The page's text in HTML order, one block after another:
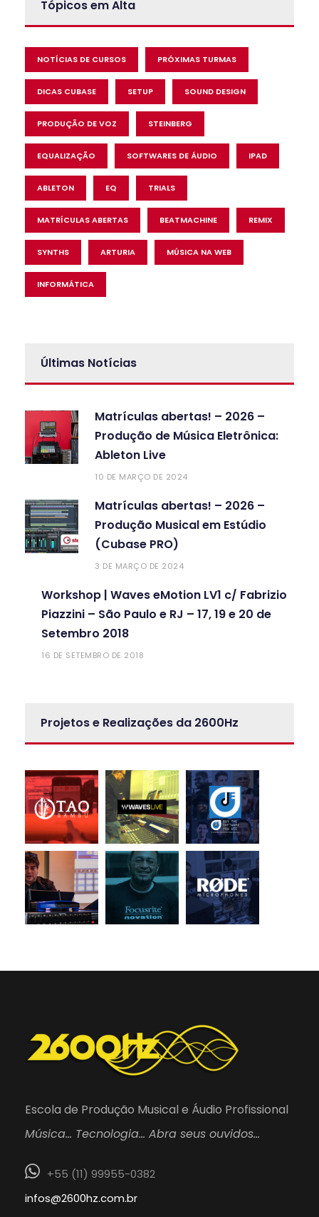
Tópicos em Alta
NOTÍCIAS DE CURSOS PRÓXIMAS TURMAS
DICAS CUBASE SETUP SOUND DESIGN
PRODUÇÃO DE VOZ STEINBERG
EQUALIZAÇÃO SOFTWARES DE ÁUDIO IPAD
ABLETON EQ TRIALS
MATRÍCULAS ABERTAS BEATMACHINE REMIX
SYNTHS ARTURIA MÚSICA NA WEB
INFORMÁTICA
Últimas Notícias
Matrículas abertas! – 2026 –
Produção de Música Eletrônica:
Ableton Live
10 DE MARÇO DE 2024
Matrículas abertas! – 2026 –
Produção Musical em Estúdio
(Cubase PRO)
3 DE MARÇO DE 2024
Workshop | Waves eMotion LV1 c/ Fabrizio
Piazzini – São Paulo e RJ – 17, 19 e 20 de
Setembro 2018
16 DE SETEMBRO DE 2018
Projetos e Realizações da 2600Hz
Escola de Produção Musical e Áudio Profissional
Música… Tecnologia… Abra seus ouvidos…
+55 (11) 99955-0382
infos@2600hz.com.br